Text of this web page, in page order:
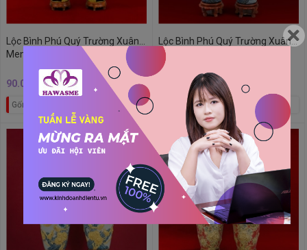
Lộc Bình Phú Quý Trường Xuân
Men Xanh Coban Dát Vàng Bát
90.000.000₫
Gốm phong thủy
Lộc Bình Phú Quý Trường Xuân
Men Xanh Coban Bát Tràng
44.000.000₫
Gốm phong thủy